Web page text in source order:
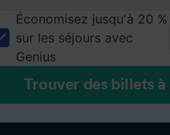
Économisez jusqu'à 20 %
sur les séjours avec
Genius
Trouver des billets